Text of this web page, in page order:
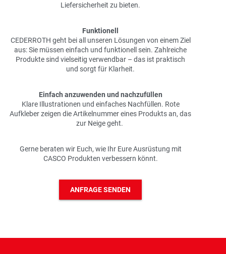
Liefersicherheit zu bieten.
Funktionell
CEDERROTH geht bei all unseren Lösungen von einem Ziel
aus: Sie müssen einfach und funktionell sein. Zahlreiche
Produkte sind vielseitig verwendbar – das ist praktisch
und sorgt für Klarheit.
Einfach anzuwenden und nachzufüllen
Klare Illustrationen und einfaches Nachfüllen. Rote
Aufkleber zeigen die Artikelnummer eines Produkts an, das
zur Neige geht.
Gerne beraten wir Euch, wie Ihr Eure Ausrüstung mit
CASCO Produkten verbessern könnt.
ANFRAGE SENDEN